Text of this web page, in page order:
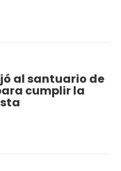
al santuario de
cumplir la